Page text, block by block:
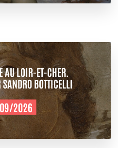
AU LOIR-ET-CHER.
BOTTICELLI
2026